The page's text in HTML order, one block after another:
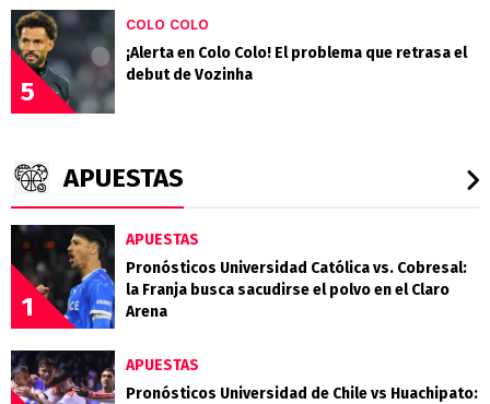
5
COLO COLO
¡Alerta en Colo Colo! El problema que retrasa el
debut de Vozinha
APUESTAS
1
APUESTAS
Pronósticos Universidad Católica vs. Cobresal:
la Franja busca sacudirse el polvo en el Claro
Arena
APUESTAS
Pronósticos Universidad de Chile vs Huachipato: